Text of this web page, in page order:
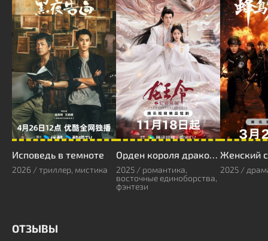
Исповедь в темноте
2026 / триллер, мистика
Орден короля драконов
2025 / романтика,
восточные единоборства,
фэнтези
Женский
2025 /
ОТЗЫВЫ